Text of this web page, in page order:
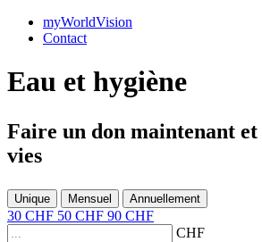
myWorldVision
Contact
Eau et hygiène
Faire un don maintenant et
vies
Unique Mensuel Annuellement
30 CHF 50 CHF 90 CHF
CHF